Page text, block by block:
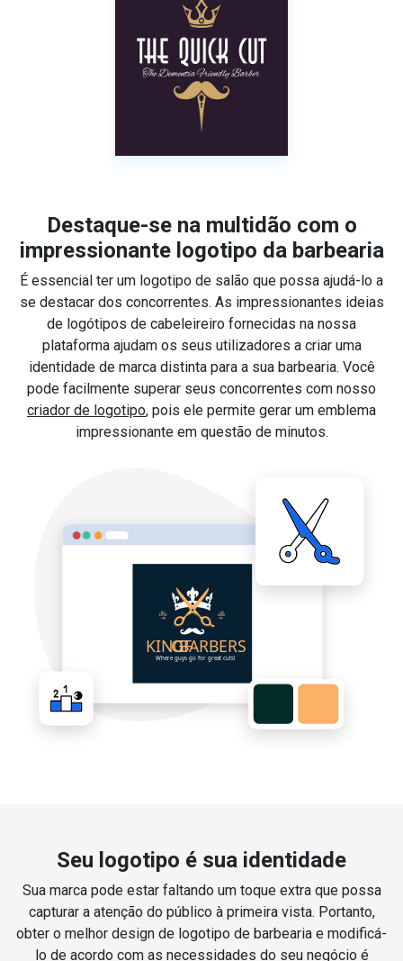
Destaque-se na multidão com o
impressionante logotipo da barbearia
É essencial ter um logotipo de salão que possa ajudá-lo a
se destacar dos concorrentes. As impressionantes ideias
de logótipos de cabeleireiro fornecidas na nossa
plataforma ajudam os seus utilizadores a criar uma
identidade de marca distinta para a sua barbearia. Você
pode facilmente superar seus concorrentes com nosso
criador de logotipo, pois ele permite gerar um emblema
impressionante em questão de minutos.
Seu logotipo é sua identidade
Sua marca pode estar faltando um toque extra que possa
capturar a atenção do público à primeira vista. Portanto,
obter o melhor design de logotipo de barbearia e modificá-
lo de acordo com as necessidades do seu negócio é